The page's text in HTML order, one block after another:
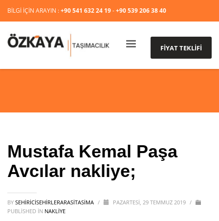
BİLGİ İÇİN ARAYIN :+90 541 632 24 19-+90 539 206 38 40
FİYAT TEKLİFİ
Mustafa Kemal Paşa
Avcılar nakliye;
BY SEHIRICISEHIRLERARASITASIMA / PAZARTESI, 29 TEMMUZ 2019 /
PUBLISHED IN NAKLİYE